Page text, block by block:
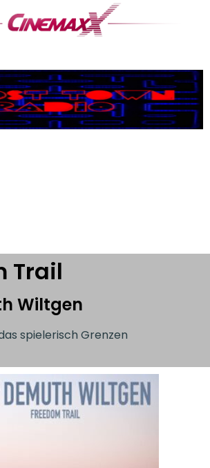
Trail
Wiltgen
spielerisch Grenzen